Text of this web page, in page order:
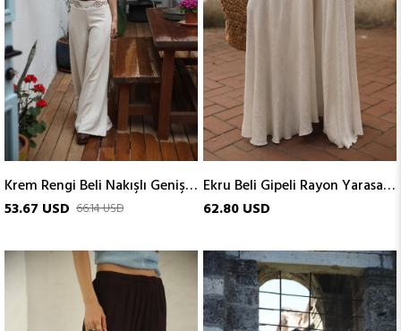
Krem Rengi Beli Nakışlı Geniş Paça Pantolon
53.67 USD 66.14 USD
Ekru Beli Gipeli Rayon Yarasa Pantolon
62.80 USD